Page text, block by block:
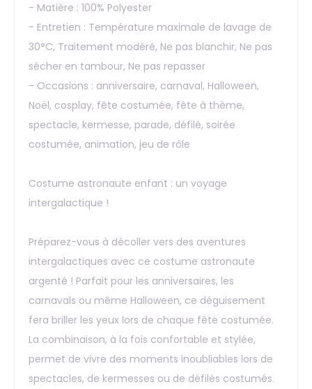
- Matière : 100% Polyester
- Entretien : Température maximale de lavage de
30°C, Traitement modéré, Ne pas blanchir, Ne pas
sécher en tambour, Ne pas repasser
- Occasions : anniversaire, carnaval, Halloween,
Noël, cosplay, fête costumée, fête à thème,
spectacle, kermesse, parade, défilé, soirée
costumée, animation, jeu de rôle
Costume astronaute enfant : un voyage
intergalactique !
Préparez-vous à décoller vers des aventures
intergalactiques avec ce costume astronaute
argenté ! Parfait pour les anniversaires, les
carnavals ou même Halloween, ce déguisement
fera briller les yeux lors de chaque fête costumée.
La combinaison, à la fois confortable et stylée,
permet de vivre des moments inoubliables lors de
spectacles, de kermesses ou de défilés costumés.